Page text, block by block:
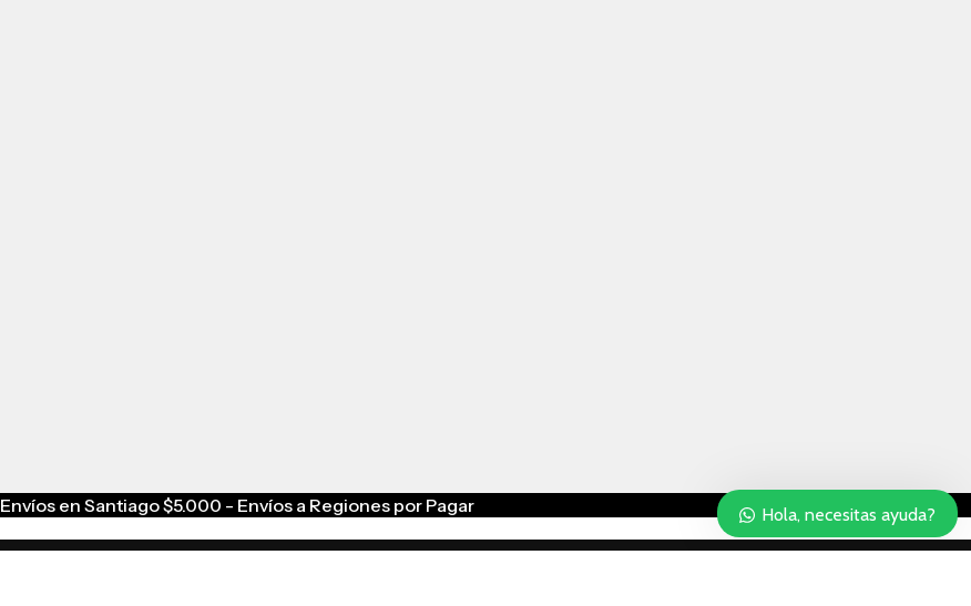
Envíos en Santiago $5.000 - Envíos a Regiones por Pagar Hola, necesitas ayuda?